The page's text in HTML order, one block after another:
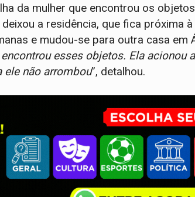
da mulher que encontrou os
a residência, que fica próxima
e mudou-se para outra casa em
esses objetos. Ela acionou
ele não arrombou”, detalhou.